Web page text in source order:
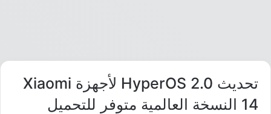
تحديث HyperOS 2.0 لأجهزة Xiaomi
14 النسخة العالمية متوفر للتحميل